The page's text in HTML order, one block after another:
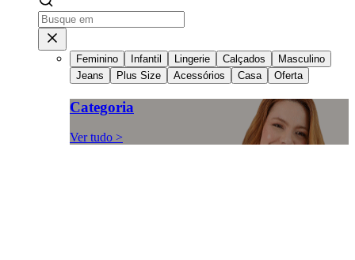
Feminino Infantil Lingerie Calçados
Masculino
Jeans
Plus Size Acessórios Casa Oferta
Categoria
Ver tudo >